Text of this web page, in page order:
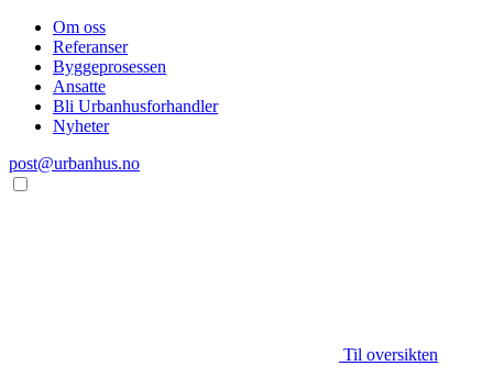
Om oss
Referanser
Byggeprosessen
Ansatte
Bli Urbanhusforhandler
Nyheter
post@urbanhus.no
Til oversikten